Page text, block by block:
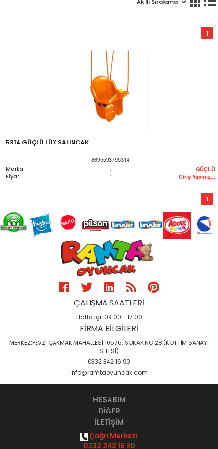
1
5314 GÜÇLÜ LÜX SALINCAK
8695593795314
Marka
: GÜÇLÜ
Fiyat : Giriş Yapınız...
1
ÇALIŞMA SAATLERİ
Hafta içi: 09:00 - 17:00
FİRMA BİLGİLERİ
MERKEZ:FEVZİ ÇAKMAK MAHALLESİ 10576. SOKAK NO:28 (KOTTİM SANAYİ
SİTESİ)
0332 342 16 90
info@ramtaoyuncak.com
HESABIM
DİĞER
İLETİŞİM
Çağrı Merkezi
0332 342 16 90